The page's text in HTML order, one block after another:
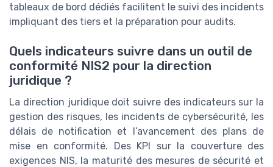
tableaux de bord dédiés facilitent le suivi des incidents
impliquant des tiers et la préparation pour audits.
Quels indicateurs suivre dans un outil de
conformité NIS2 pour la direction
juridique ?
La direction juridique doit suivre des indicateurs sur la
gestion des risques, les incidents de cybersécurité, les
délais de notification et l’avancement des plans de
mise en conformité. Des KPI sur la couverture des
exigences NIS, la maturité des mesures de sécurité et